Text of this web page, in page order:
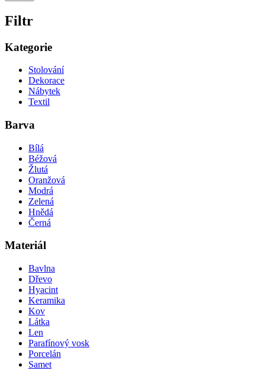
Filtr
Kategorie
Stolování
Dekorace
Nábytek
Textil
Barva
Bílá
Béžová
Žlutá
Oranžová
Modrá
Zelená
Hnědá
Černá
Materiál
Bavlna
Dřevo
Hyacint
Keramika
Kov
Látka
Len
Parafínový vosk
Porcelán
Samet